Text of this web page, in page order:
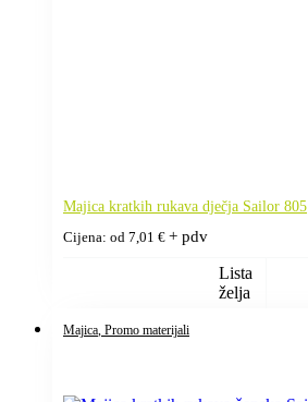
Majica kratkih rukava dječja Sailor 805
Cijena: od 7,01 € + pdv
Lista
želja
Majica, Promo materijali